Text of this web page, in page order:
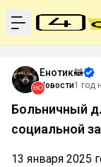
menu
Енотик🦝
Новости1 год
Больничный
социальной
13 января 2025